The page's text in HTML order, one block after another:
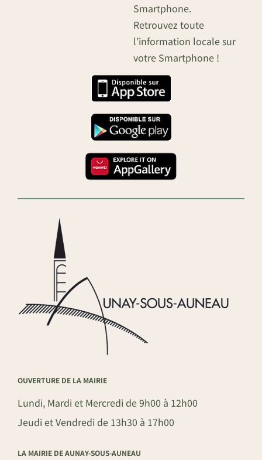
Smartphone.
Retrouvez toute
l’information locale sur
votre Smartphone !
OUVERTURE DE LA MAIRIE
Lundi, Mardi et Mercredi de 9h00 à 12h00
Jeudi et Vendredi de 13h30 à 17h00
LA MAIRIE DE AUNAY-SOUS-AUNEAU